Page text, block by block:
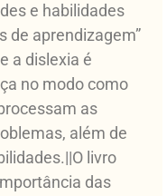
e habilidades
de aprendizagem”
a dislexia é
no modo como
as
além de
livro
das